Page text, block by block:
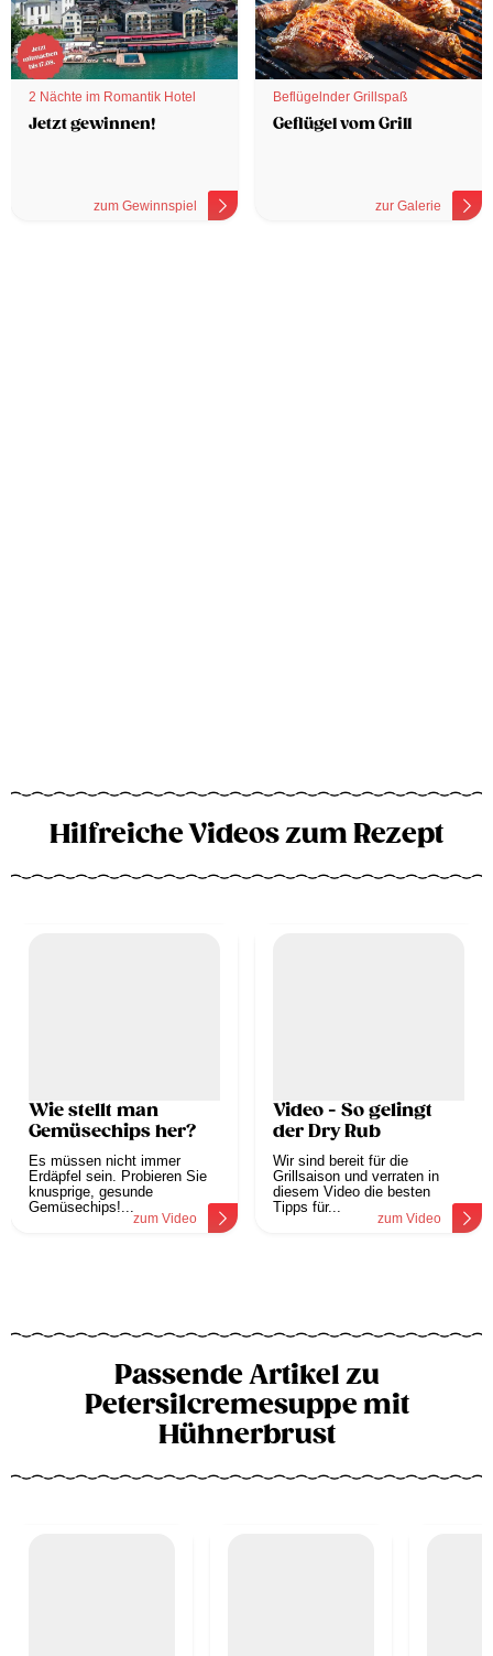
2 Nächte im Romantik Hotel
Jetzt gewinnen!
zum Gewinnspiel
Beflügelnder Grillspaß
Geflügel vom Grill
zur Galerie
Hilfreiche Videos zum Rezept
Wie stellt man
Gemüsechips her?
Es müssen nicht immer
Erdäpfel sein. Probieren Sie
knusprige, gesunde
Gemüsechips!...
zum Video
Video - So gelingt
der Dry Rub
Wir sind bereit für die
Grillsaison und verraten in
diesem Video die besten
Tipps für...
zum Video
Passende Artikel zu
Petersilcremesuppe mit
Hühnerbrust